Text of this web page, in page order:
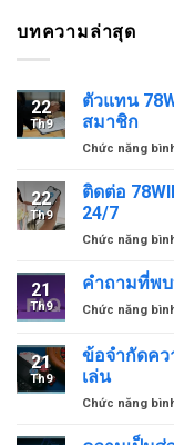
บทความล่าสุด
22
Th9
ตัวแทน
สมาชิก
Chức năng
22
Th9
ติดต่อ
24/7
Chức năng
21
Th9
คำถามที่พบ
Chức năng
21
Th9
ข้อจำกัดคว
เล่น
Chức năng